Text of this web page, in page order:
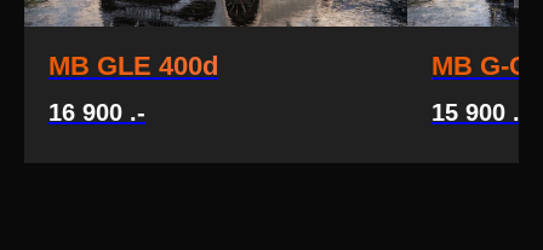
MB GLE 400d
16 900 .-
MB G-
15 900 .-